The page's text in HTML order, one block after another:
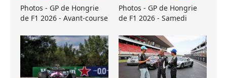
Photos - GP de Hongrie
de F1 2026 - Avant-course
Photos - GP de Hongrie
de F1 2026 - Samedi